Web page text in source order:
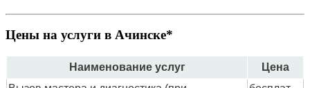
Цены на услуги в Ачинске*
Наименование услуг
Цена